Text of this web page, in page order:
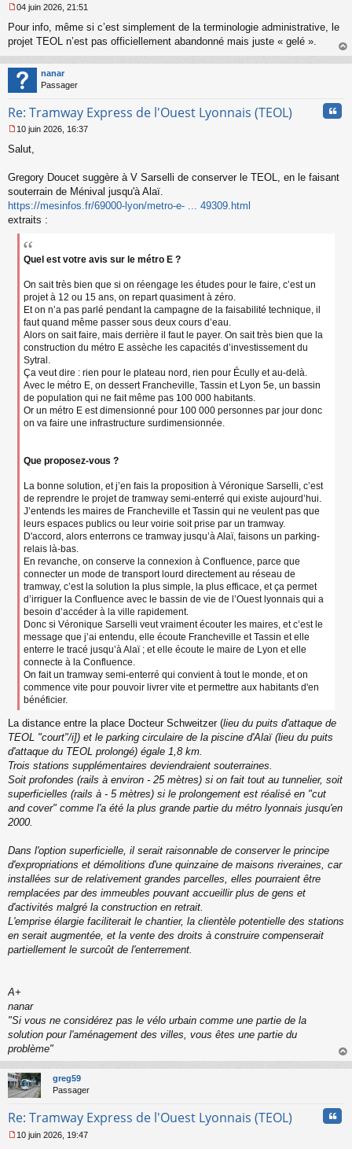
e
s
a
g
e
o
l
u
04 juin 2026, 21:51
Pour info, même si c’est simplement de la terminologie administrative, le
projet TEOL n’est pas officiellement abandonné mais juste « gelé ».
au
nanar
Passager
Re: Tramway Express de l'Ouest Lyonnais (TEOL)
e
s
g
e
n
o
10 juin 2026, 16:37
Salut,
Gregory Doucet suggère à V Sarselli de conserver le TEOL, en le faisant
souterrain de Ménival jusqu'à Alaï.
https://mesinfos.fr/69000-lyon/metro-e- ... 49309.html
extraits :
Quel est votre avis sur le métro E ?
On sait très bien que si on réengage les études pour le faire, c’est un
projet à 12 ou 15 ans, on repart quasiment à zéro.
Et on n’a pas parlé pendant la campagne de la faisabilité technique, il
faut quand même passer sous deux cours d’eau.
Alors on sait faire, mais derrière il faut le payer. On sait très bien que la
construction du métro E assèche les capacités d’investissement du
Sytral.
Ça veut dire : rien pour le plateau nord, rien pour Écully et au-delà.
Avec le métro E, on dessert Francheville, Tassin et Lyon 5e, un bassin
de population qui ne fait même pas 100 000 habitants.
Or un métro E est dimensionné pour 100 000 personnes par jour donc
on va faire une infrastructure surdimensionnée.
Que proposez-vous ?
La bonne solution, et j’en fais la proposition à Véronique Sarselli, c’est
de reprendre le projet de tramway semi-enterré qui existe aujourd’hui.
J’entends les maires de Francheville et Tassin qui ne veulent pas que
leurs espaces publics ou leur voirie soit prise par un tramway.
D'accord, alors enterrons ce tramway jusqu’à Alaï, faisons un parking-
relais là-bas.
En revanche, on conserve la connexion à Confluence, parce que
connecter un mode de transport lourd directement au réseau de
tramway, c’est la solution la plus simple, la plus efficace, et ça permet
d’irriguer la Confluence avec le bassin de vie de l’Ouest lyonnais qui a
besoin d’accéder à la ville rapidement.
Donc si Véronique Sarselli veut vraiment écouter les maires, et c’est le
message que j’ai entendu, elle écoute Francheville et Tassin et elle
enterre le tracé jusqu’à Alaï ; et elle écoute le maire de Lyon et elle
connecte à la Confluence.
On fait un tramway semi-enterré qui convient à tout le monde, et on
commence vite pour pouvoir livrer vite et permettre aux habitants d'en
bénéficier.
La distance entre la place Docteur Schweitzer (lieu du puits d'attaque de
TEOL "court"/i]) et le parking circulaire de la piscine d'Alaï (lieu du puits
d'attaque du TEOL prolongé) égale 1,8 km.
Trois stations supplémentaires deviendraient souterraines.
Soit profondes (rails à environ - 25 mètres) si on fait tout au tunnelier, soit
superficielles (rails à - 5 mètres) si le prolongement est réalisé en "cut
and cover" comme l'a été la plus grande partie du métro lyonnais jusqu'en
2000.
Dans l'option superficielle, il serait raisonnable de conserver le principe
d'expropriations et démolitions d'une quinzaine de maisons riveraines, car
installées sur de relativement grandes parcelles, elles pourraient être
remplacées par des immeubles pouvant accueillir plus de gens et
d'activités malgré la construction en retrait.
L'emprise élargie faciliterait le chantier, la clientèle potentielle des stations
en serait augmentée, et la vente des droits à construire compenserait
partiellement le surcoût de l'enterrement.
A+
nanar
"Si vous ne considérez pas le vélo urbain comme une partie de la
solution pour l'aménagement des villes, vous êtes une partie du
problème"
au
greg59
Passager
Re: Tramway Express de l'Ouest Lyonnais (TEOL)
10 juin 2026, 19:47